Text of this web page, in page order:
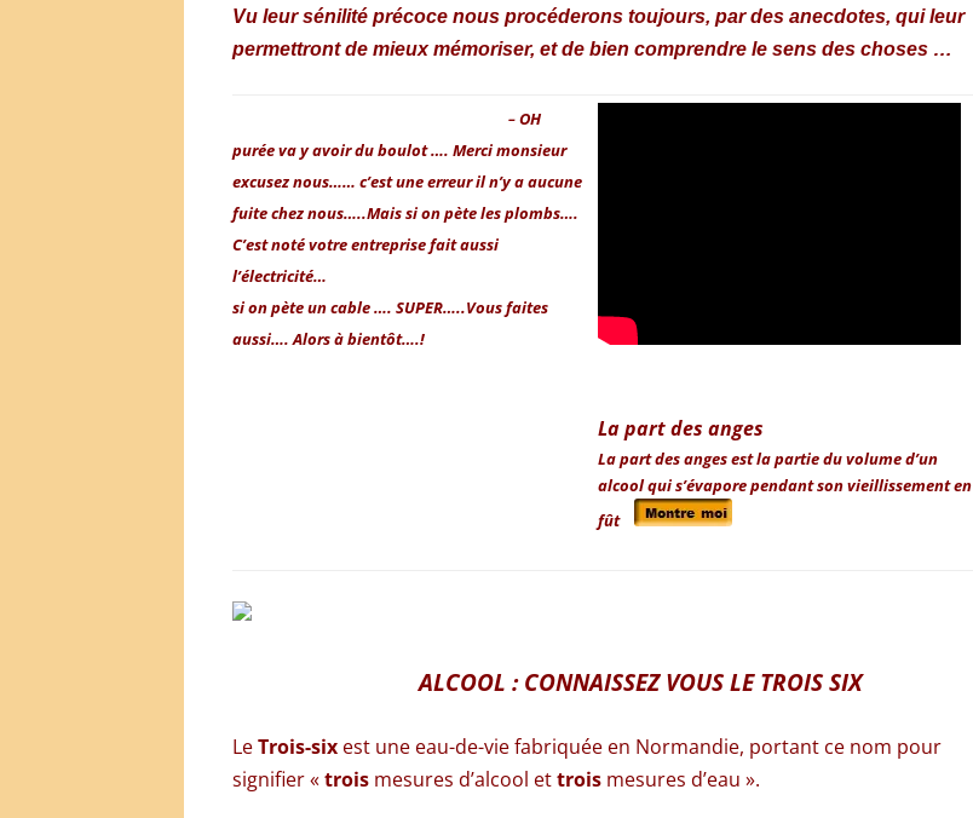
Vu leur sénilité précoce nous procéderons toujours, par des anecdotes, qui leur
permettront de mieux mémoriser, et de bien comprendre le sens des choses …
–OH
purée va y avoir du boulot …. Merci monsieur
excusez nous…… c’est une erreur il n’y a aucune
fuite chez nous…..Mais si on pète les plombs….
C’est noté votre entreprise fait aussi
l’électricité…
si on pète un cable …. SUPER…..Vous faites
aussi…. Alors à bientôt….!
La part des anges
La part des anges est la partie du volume d’un
alcool qui s’évapore pendant son vieillissement en
fût
ALCOOL : CONNAISSEZ VOUS LE TROIS SIX
LeTrois-six est une eau-de-vie fabriquée en Normandie, portant ce nom pour
signifier «trois mesures d’alcool ettrois mesures d’eau ».